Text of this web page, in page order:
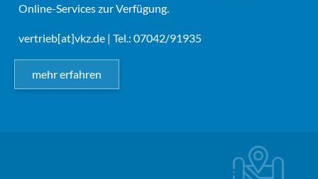
Online-Services zur Verfügung.
vertrieb[at]vkz.de | Tel.: 07042/91935
mehr erfahren